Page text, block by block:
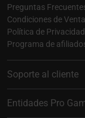
Preguntas
Condiciones de Venta
Política de Privacidad
Programa de
Soporte al cliente
Entidades Pro